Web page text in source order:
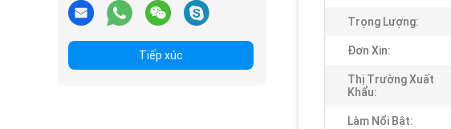
Tiếp xúc
Trọng Lượng:
Đơn Xin:
Thị Trường Xuất
Khẩu:
Làm Nổi Bật: